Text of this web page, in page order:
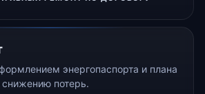
энергопаспорта и плана
потерь.